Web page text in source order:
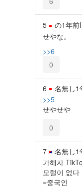
5 の1年前
せやな。
>>6
0
6 名無し1
>>5
せやせや
0
7 名無し1
가해자
모럴이 없다
=중국인